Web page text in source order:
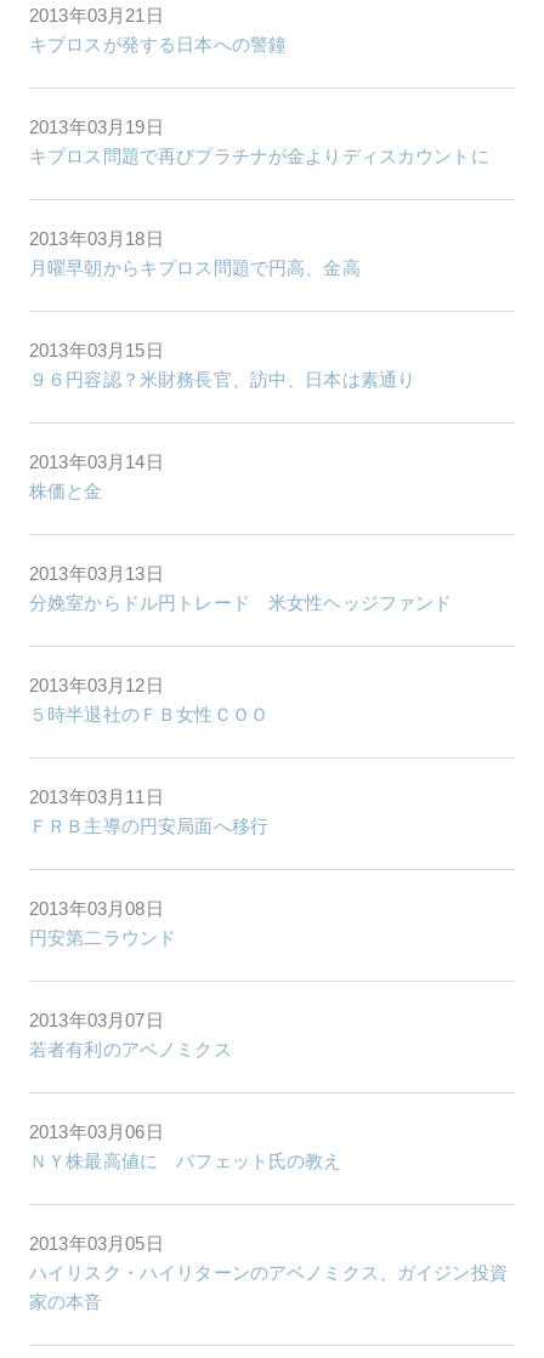
2013年03月21日
キプロスが発する日本への警鐘
2013年03月19日
キプロス問題で再びプラチナが金よりディスカウントに
2013年03月18日
月曜早朝からキプロス問題で円高、金高
2013年03月15日
９６円容認？米財務長官、訪中、日本は素通り
2013年03月14日
株価と金
2013年03月13日
分娩室からドル円トレード 米女性ヘッジファンド
2013年03月12日
５時半退社のＦＢ女性ＣＯＯ
2013年03月11日
ＦＲＢ主導の円安局面へ移行
2013年03月08日
円安第二ラウンド
2013年03月07日
若者有利のアベノミクス
2013年03月06日
ＮＹ株最高値に バフェット氏の教え
2013年03月05日
ハイリスク・ハイリターンのアベノミクス、ガイジン投資
家の本音